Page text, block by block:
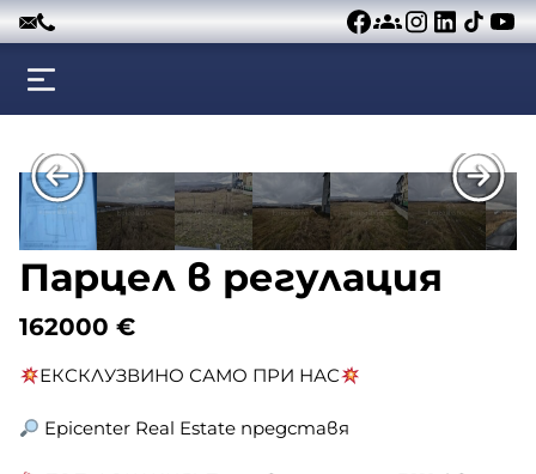
Към съдържанието
Парцел в регулация
162000 €
ЕКСКЛУЗВИНО САМО ПРИ НАС
Epicenter Real Estate представя